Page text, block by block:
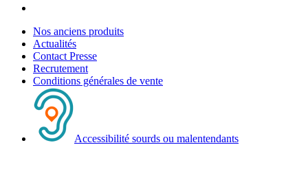
Nos anciens produits
Actualités
Contact Presse
Recrutement
Conditions générales de vente
Accessibilité sourds ou malentendants